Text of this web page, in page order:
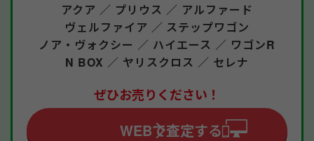
アクア ／ プリウス ／ アルファード
ヴェルファイア ／ ステップワゴン
ノア・ヴォクシー ／ ハイエース ／ ワゴンR
N BOX ／ ヤリスクロス ／ セレナ
ぜひお売りください！
WEBで査定する